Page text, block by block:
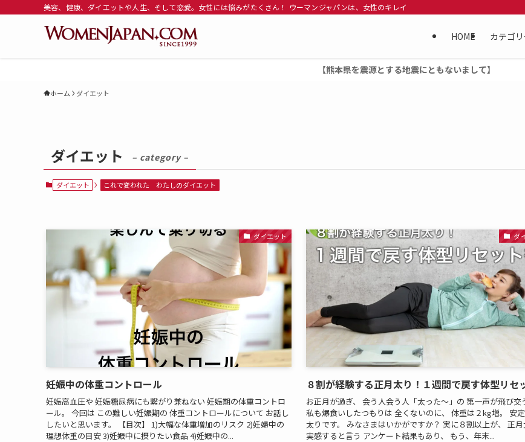
美容、健康、ダイエットや人生、そして恋愛。女性には悩みがたくさん！ ウーマンジャパンは、女性のキレイになりたい、美人になりたい、 と
HOME カテゴ
【熊本県を震源とする地震にともないまして】
ホーム ダイエット
ダイエット – category –
ダイエット これで変われた わたしのダイエット
ダイエット
妊娠中の体重コントロール
妊娠高血圧や 妊娠糖尿病にも繋がり兼ねない 妊娠期の体重コントロ
ール。 今回は この難しい妊娠期の 体重コントロールについて お話し
したいと思います。 【目次】 1)大幅な体重増加のリスク 2)妊婦中の
理想体重の目安 3)妊娠中に摂りたい食品 4)妊娠中の...
ダ
８割が経験する正月太り！１週間で戻す体型リセ
お正月が過ぎ、 会う人会う人「太った～」の 第一声が飛び交
私も爆食いしたつもりは 全くないのに、 体重は２kg増。 安
太りです。 みなさまはいかがですか？ 実に８割以上が、 正
実感すると言う アンケート結果もあり、 もう、年末...